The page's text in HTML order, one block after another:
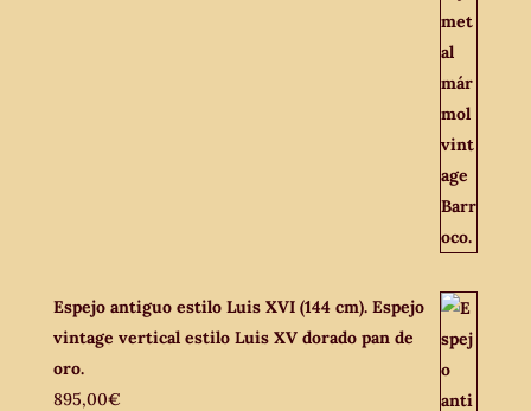
Espejo antiguo estilo Luis XVI (144 cm). Espejo
vintage vertical estilo Luis XV dorado pan de
oro.
895,00€